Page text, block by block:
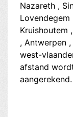
Nazareth ,
Lovendegem
Kruishoutem
, Antwerpen
west-
afstand
aangerekend.